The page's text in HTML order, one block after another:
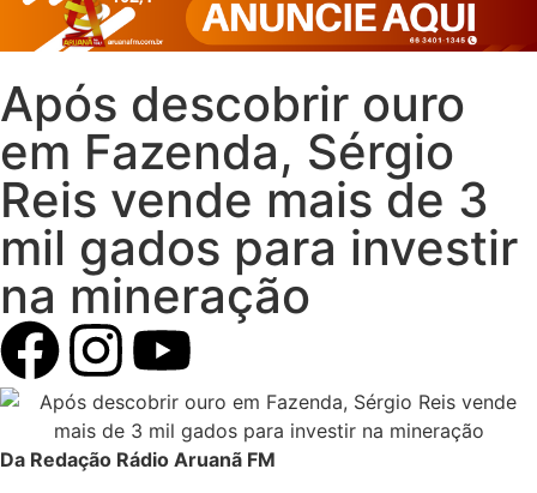
Após descobrir ouro
em Fazenda, Sérgio
Reis vende mais de 3
mil gados para investir
na mineração
Da Redação Rádio Aruanã FM